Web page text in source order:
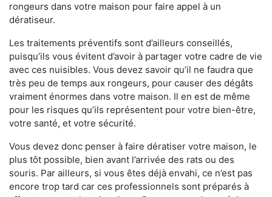
rongeurs dans votre maison pour faire appel à un
dératiseur.
Les traitements préventifs sont d’ailleurs conseillés,
puisqu’ils vous évitent d’avoir à partager votre cadre de vie
avec ces nuisibles. Vous devez savoir qu’il ne faudra que
très peu de temps aux rongeurs, pour causer des dégâts
vraiment énormes dans votre maison. Il en est de même
pour les risques qu’ils représentent pour votre bien-être,
votre santé, et votre sécurité.
Vous devez donc penser à faire dératiser votre maison, le
plus tôt possible, bien avant l’arrivée des rats ou des
souris. Par ailleurs, si vous êtes déjà envahi, ce n’est pas
encore trop tard car ces professionnels sont préparés à